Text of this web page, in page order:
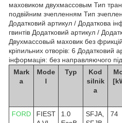
маховиком двухмассовым Тип
подвійним зчепленням Тип
Додатковий артикул / Додаткова
гвинтів Додатковий артикул /
Двухмассовый маховик без
кріпильних отворів: 6 Додатковий
інформація: без направляючого
Mark
a
Mode
l
Typ
Kod
silnik
a
FORD
FIEST
1.0
SFJA,
74